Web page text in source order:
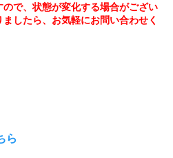
で、状態が変化する場合がござい
したら、お気軽にお問い合わせく
ら